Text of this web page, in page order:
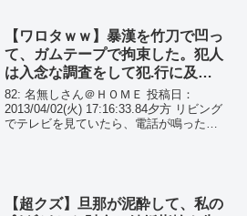
【ワロタｗｗ】暴漢を竹刀で凹っ
て、ガムテープで拘束した。犯人
は入念な調査をして犯.行に及ん
だのだが思わぬ誤算が…
82: 名無しさん＠ＨＯＭＥ 投稿日：
2013/04/02(火) 17:16:33.84夕方 リビング
でテレビを見ていたら、電話が鳴った取
【超クズ】旦那が泥酔して、私の